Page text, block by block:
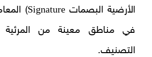
الأرضية البصماتSignature
)
في مناطق معينة من المرئية
التصنيف.